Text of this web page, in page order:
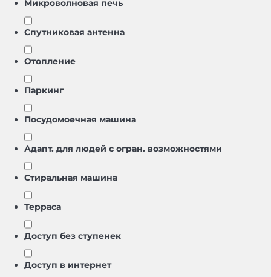
Микроволновая печь
Спутниковая антенна
Отопление
Паркинг
Посудомоечная машина
Адапт. для людей с огран. возможностями
Стиральная машина
Терраса
Доступ без ступенек
Доступ в интернет